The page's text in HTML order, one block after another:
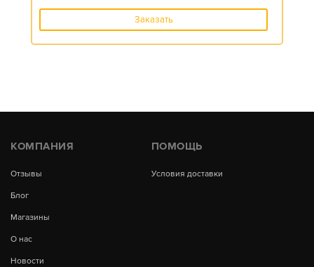
Заказать
КОМПАНИЯ
Отзывы
Блог
Магазины
О нас
Новости
ПОМОЩЬ
Условия доставки